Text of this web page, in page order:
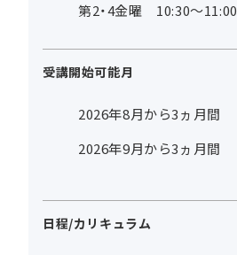
第2・4金曜 10:30～11:00
受講開始可能月
2026年8月から3ヵ月間
2026年9月から3ヵ月間
日程/カリキュラム